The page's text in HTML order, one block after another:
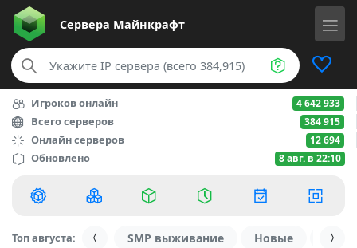
Сервера Майнкрафт
Игроков онлайн 4 642 933
Всего серверов 384 915
Онлайн серверов 12 694
Обновлено 8 авг. в 22:10
Топ августа: SMP выживание Новые С